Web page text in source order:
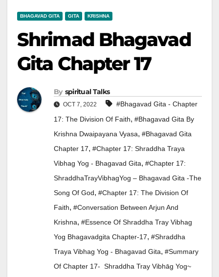
BHAGAVAD GITA GITA KRISHNA
Shrimad Bhagavad
Gita Chapter 17
By Spiritual Talks
OCT 7, 2022
#Bhagavad Gita - Chapter
17: The Division Of Faith, #Bhagavad Gita By
Krishna Dwaipayana Vyasa, #Bhagavad Gita
Chapter 17, #Chapter 17: Shraddha Traya
Vibhag Yog - Bhagavad Gita, #Chapter 17:
ShraddhaTrayVibhagYog – Bhagavad Gita -The
Song Of God, #Chapter 17: The Division Of
Faith, #Conversation Between Arjun And
Krishna, #Essence Of Shraddha Tray Vibhag
Yog Bhagavadgita Chapter-17, #Shraddha
Traya Vibhag Yog - Bhagavad Gita, #Summary
Of Chapter 17- Shraddha Tray Vibhāg Yog~